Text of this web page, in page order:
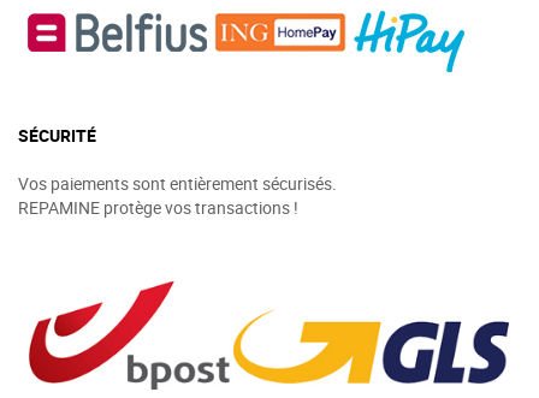
SÉCURITÉ
Vos paiements sont entièrement sécurisés.
REPAMINE protège vos transactions !